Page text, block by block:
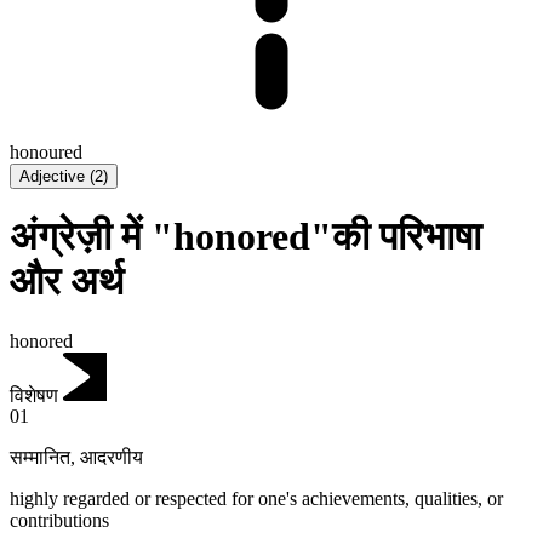
honoured
Adjective (2)
अंग्रेज़ी में "honored"की परिभाषा
और अर्थ
honored
विशेषण
01
सम्मानित, आदरणीय
highly regarded or respected for one's achievements, qualities, or
contributions